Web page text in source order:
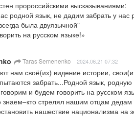
пророссийскими высказываниями:
родной язык, не дадим забрать у нас
была двуязычной"
на русском языке!»
Taras Semenenko 2024.06.21 07:32
нам своё(их) видение истории,
забрать...Родной язык, родную
и будем говорить на русском
стрелял нашим отцам
нашествие национализма на